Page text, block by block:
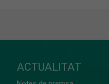
ACTUALITAT